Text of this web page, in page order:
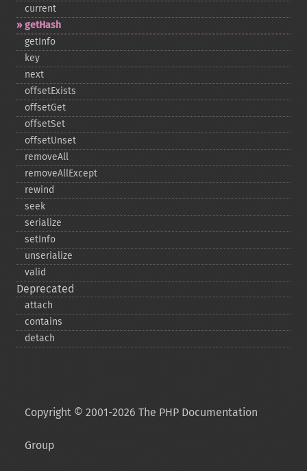
current
getHash
getInfo
key
next
offsetExists
offsetGet
offsetSet
offsetUnset
removeAll
removeAllExcept
rewind
seek
serialize
setInfo
unserialize
valid
Deprecated
attach
contains
detach
Copyright © 2001-2026 The PHP Documentation
Group